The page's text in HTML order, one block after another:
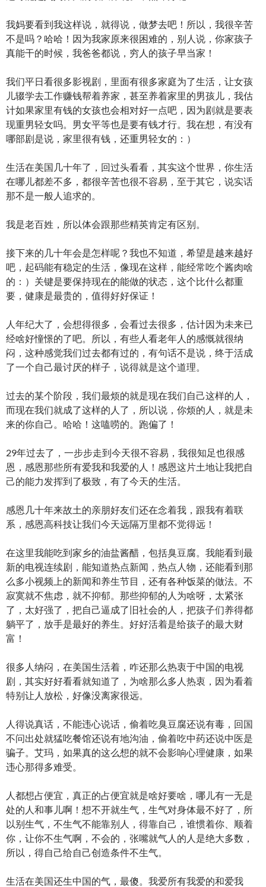
我妈要看到我这样说，就得说，做梦去吧！所以，我很辛苦
不是吗？哈哈！因为我家原来很困难的，别人说，你家孩子
真能干的时候，我爸爸都说，穷人的孩子早当家！
我们平日看很多影视剧，里面有很多家庭为了生活，让女孩
儿辍学去工作赚钱帮着养家，甚至养着家里的男孩儿，我估
计如果家里有钱的女孩也会相对好一点吧，因为剧就是要表
现重男轻女吗。男女平等也是要有钱才行。我在想，有没有
哪部剧是说，家里很有钱，还重男轻女的：）
生活在美国几十年了，回过头看看，其实这个世界，你生活
在哪儿都差不多，都很辛苦也很不容易，至于其它，说实话
那不是一般人追求的。
我是老百姓，所以体会跟那些精英肯定有区别。
接下来的几十年会是怎样呢？我也不知道，希望是越来越好
吧，起码能有稳定的生活，像现在这样，能经常吃个酱肉啥
的：）关键是要保持现在的能做的状态，这个比什么都重
要，健康是最贵的，值得好好保证！
人年纪大了，会想得很多，会看过去很多，估计因为未来已
经啥好憧憬的了吧。所以，有些人看老年人的感慨就很纳
闷，这种感觉我们过去都有过的，有句话不是说，终于活成
了一个自己最讨厌的样子，说得就是这个道理。
过去的某个阶段，我们最烦的就是现在我们自己这样的人，
而现在我们就成了这样的人了，所以说，你烦的人，就是未
来的你自己。哈哈！这嗑唠的。跑偏了！
29年过去了，一步步走到今天很不容易，我很知足也很感
恩，感恩那些所有爱我和我爱的人！感恩这片土地让我把自
己的能力发挥到了极致，有了今天的生活。
感恩几十年来故土的亲朋好友们还在念着我，跟我有着联
系，感恩高科技让我们今天远隔万里都不觉得远！
在这里我能吃到家乡的油盐酱醋，包括臭豆腐。我能看到最
新的电视连续剧，能知道热点新闻，热点人物，还能看到那
么多小视频上的新闻和养生节目，还有各种饭菜的做法。不
寂寞就不焦虑，就不抑郁。那些抑郁的人为啥呀，太紧张
了，太好强了，把自己逼成了旧社会的人，把孩子们养得都
躺平了，放手是最好的养生。好好活着是给孩子的最大财
富！
很多人纳闷，在美国生活着，咋还那么热衷于中国的电视
剧，其实好好看看就知道了，为啥那么多人热衷，因为看着
特别让人放松，好像没离家很远。
人得说真话，不能违心说话，偷着吃臭豆腐还说有毒，回国
不问出处就猛吃餐馆还说有地沟油，偷着吃中药还说中医是
骗子。艾玛，如果真的这么想的就不会影响心理健康，如果
违心那得多难受。
人都想占便宜，真正的占便宜就是啥好要啥，哪儿有一无是
处的人和事儿啊！想不开就生气，生气对身体最不好了，所
以别生气，不生气不能靠别人，得靠自己，谁惯着你、顺着
你，让你不生气啊，不会的，张嘴就气人的人是绝大多数，
所以，得自己给自己创造条件不生气。
生活在美国还生中国的气，最傻。我爱所有我爱的和爱我